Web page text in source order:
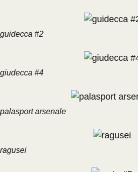
guidecca #2
giudecca #4
palasport arsenale
ragusei